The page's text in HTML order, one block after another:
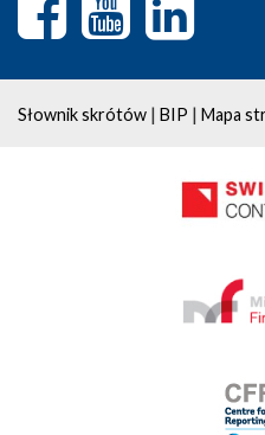
Słownik skrótów | BIP | Mapa